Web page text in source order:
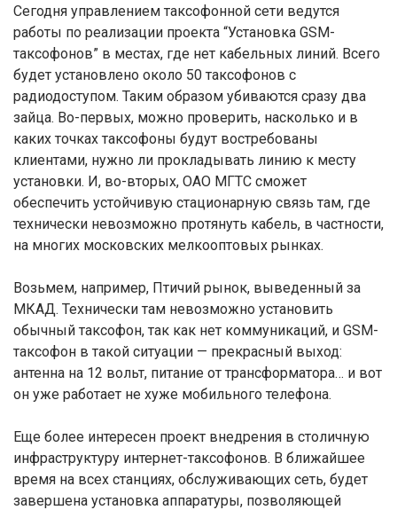
Сегодня управлением таксофонной сети ведутся
работы по реализации проекта “Установка GSM-
таксофонов” в местах, где нет кабельных линий. Всего
будет установлено около 50 таксофонов с
радиодоступом. Таким образом убиваются сразу два
зайца. Во-первых, можно проверить, насколько и в
каких точках таксофоны будут востребованы
клиентами, нужно ли прокладывать линию к месту
установки. И, во-вторых, ОАО МГТС сможет
обеспечить устойчивую стационарную связь там, где
технически невозможно протянуть кабель, в частности,
на многих московских мелкооптовых рынках.
Возьмем, например, Птичий рынок, выведенный за
МКАД. Технически там невозможно установить
обычный таксофон, так как нет коммуникаций, и GSM-
таксофон в такой ситуации — прекрасный выход:
антенна на 12 вольт, питание от трансформатора… и вот
он уже работает не хуже мобильного телефона.
Еще более интересен проект внедрения в столичную
инфраструктуру интернет-таксофонов. В ближайшее
время на всех станциях, обслуживающих сеть, будет
завершена установка аппаратуры, позволяющей